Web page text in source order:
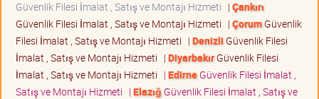
Güvenlik Filesi İmalat , Satış ve Montajı Hizmeti | Çankırı
Güvenlik Filesi İmalat , Satış ve Montajı Hizmeti | ÇorumGüvenlik
Filesi İmalat , Satış ve Montajı Hizmeti | Denizli Güvenlik Filesi
İmalat , Satış ve Montajı Hizmeti | DiyarbakırGüvenlik Filesi
İmalat , Satış ve Montajı Hizmeti | EdirneGüvenlik Filesi İmalat ,
Satış ve Montajı Hizmeti | Elazığ Güvenlik Filesi İmalat , Satış ve